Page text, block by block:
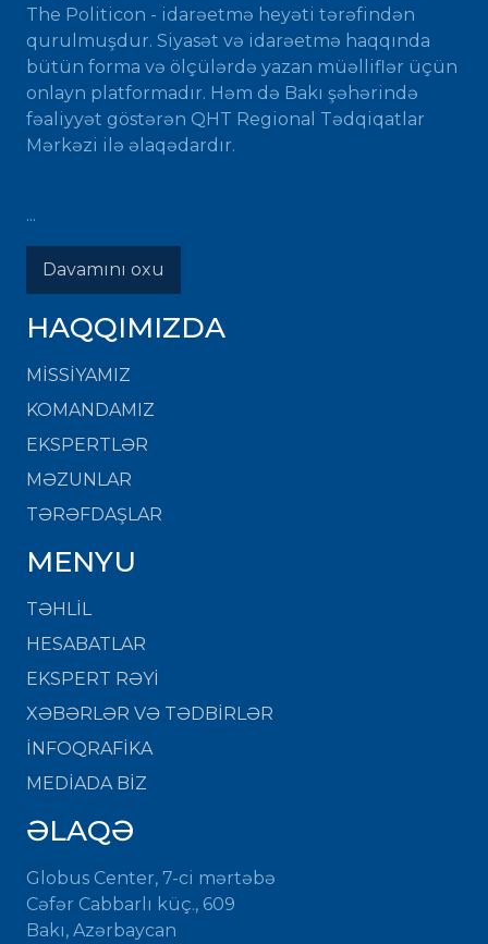
The Politicon - idarəetmə heyəti tərəfindən
qurulmuşdur. Siyasət və idarəetmə haqqında
bütün forma və ölçülərdə yazan müəlliflər üçün
onlayn platformadır. Həm də Bakı şəhərində
fəaliyyət göstərən QHT Regional Tədqiqatlar
Mərkəzi ilə əlaqədardır.
...
Davamını oxu
HAQQIMIZDA
MISSIYAMIZ
KOMANDAMIZ
EKSPERTLƏR
MƏZUNLAR
TƏRƏFDAŞLAR
MENYU
TƏHLİL
HESABATLAR
EKSPERT RƏYİ
XƏBƏRLƏR VƏ TƏDBİRLƏR
İNFOQRAFİKA
MEDİADA BİZ
ƏLAQƏ
Globus Center, 7-ci mərtəbə
Cəfər Cabbarlı küç., 609
Bakı, Azərbaycan